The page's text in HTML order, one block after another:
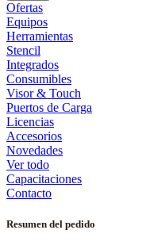
Ofertas
Equipos
Herramientas
Stencil
Integrados
Consumibles
Visor & Touch
Puertos de Carga
Licencias
Accesorios
Novedades
Ver todo
Capacitaciones
Contacto
Resumen del pedido